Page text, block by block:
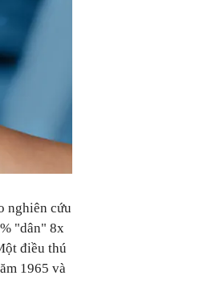
nghiên cứu
"dân" 8x
điều thú
1965 và